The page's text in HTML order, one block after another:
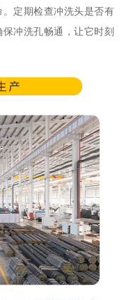
定期检查冲洗头是否有
冲洗孔畅通，让它时刻